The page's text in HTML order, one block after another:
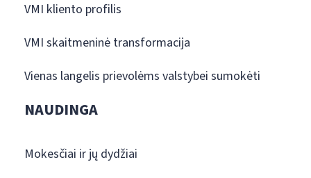
VMI kliento profilis
VMI skaitmeninė transformacija
Vienas langelis prievolėms valstybei sumokėti
NAUDINGA
Mokesčiai ir jų dydžiai